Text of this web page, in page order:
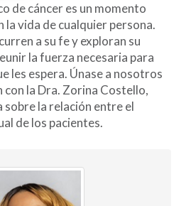
de cáncer es un momento
la vida de cualquier persona.
a su fe y exploran su
la fuerza necesaria para
les espera. Únase a nosotros
con la Dra. Zorina Costello,
sobre la relación entre el
de los pacientes.